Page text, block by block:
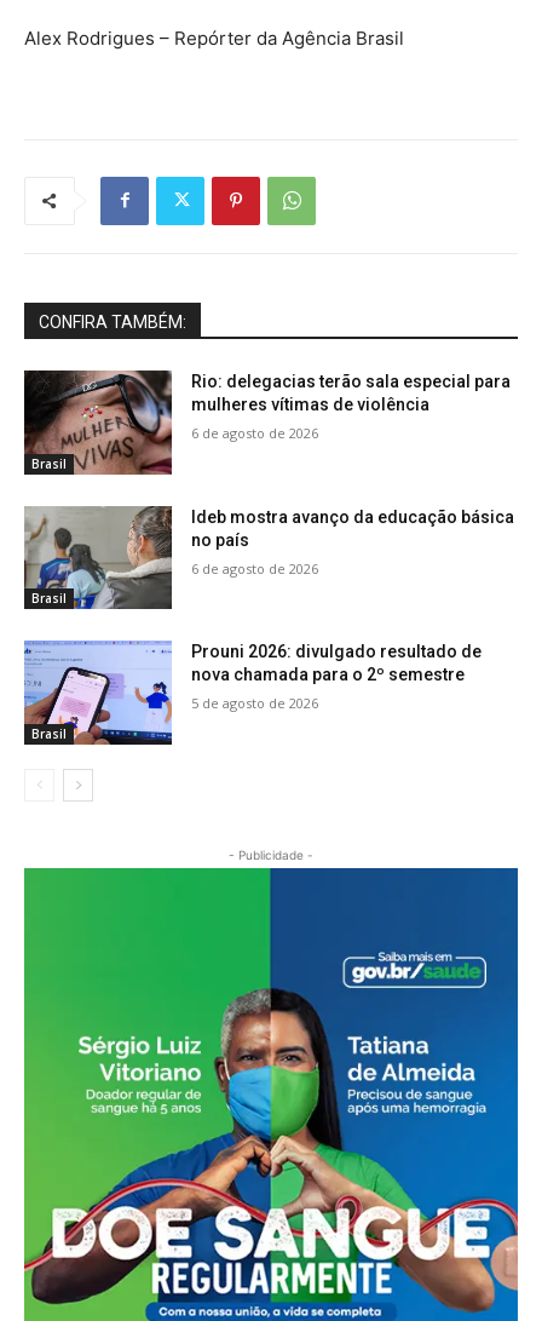
Alex Rodrigues – Repórter da Agência Brasil
CONFIRA TAMBÉM:
Brasil
Rio: delegacias terão sala especial para
mulheres vítimas de violência
6 de agosto de 2026
Brasil
Ideb mostra avanço da educação básica
no país
6 de agosto de 2026
Brasil
Prouni 2026: divulgado resultado de
nova chamada para o 2º semestre
5 de agosto de 2026
- Publicidade -